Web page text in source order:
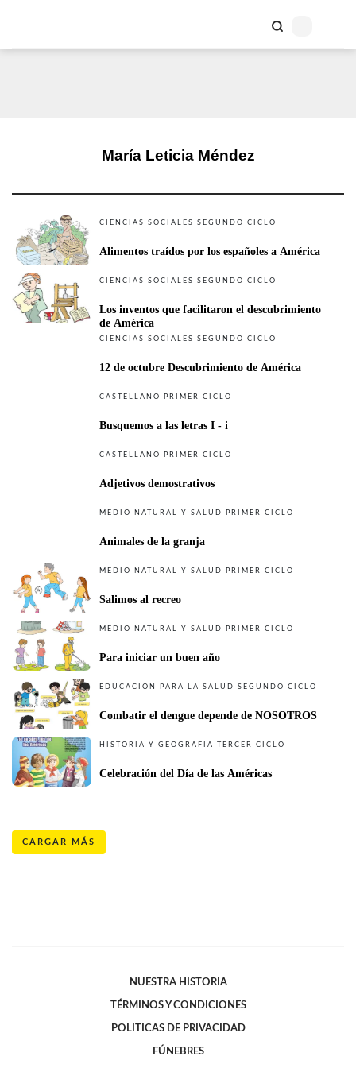
María Leticia Méndez
CIENCIAS SOCIALES SEGUNDO CICLO
Alimentos traídos por los españoles a América
CIENCIAS SOCIALES SEGUNDO CICLO
Los inventos que facilitaron el descubrimiento
de América
CIENCIAS SOCIALES SEGUNDO CICLO
12 de octubre Descubrimiento de América
CASTELLANO PRIMER CICLO
Busquemos a las letras I - i
CASTELLANO PRIMER CICLO
Adjetivos demostrativos
MEDIO NATURAL Y SALUD PRIMER CICLO
Animales de la granja
MEDIO NATURAL Y SALUD PRIMER CICLO
Salimos al recreo
MEDIO NATURAL Y SALUD PRIMER CICLO
Para iniciar un buen año
EDUCACIÓN PARA LA SALUD SEGUNDO CICLO
Combatir el dengue depende de NOSOTROS
HISTORIA Y GEOGRAFÍA TERCER CICLO
Celebración del Día de las Américas
CARGAR MÁS
NUESTRA HISTORIA
TÉRMINOS Y CONDICIONES
POLITICAS DE PRIVACIDAD
FÚNEBRES